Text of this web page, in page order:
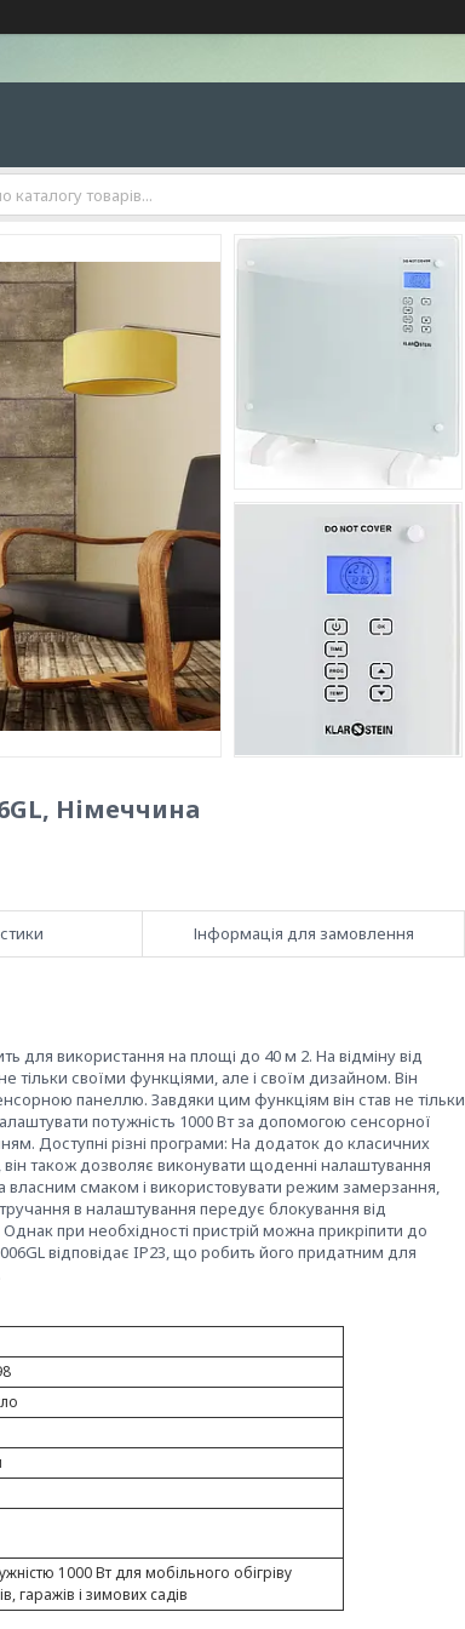
Німеччина
Інформація для замовлення
для використання на площі до 40 м 2. На відміну від
тільки своїми функціями, але і своїм дизайном. Він
панеллю. Завдяки цим функціям він став не тільки
потужність 1000 Вт за допомогою сенсорної
Доступні різні програми: На додаток до класичних
також дозволяє виконувати щоденні налаштування
власним смаком і використовувати режим замерзання,
в налаштування передує блокування від
Однак при необхідності пристрій можна прикріпити до
відповідає IP23, що робить його придатним для
1000 Вт для мобільного обігріву
гаражів і зимових садів